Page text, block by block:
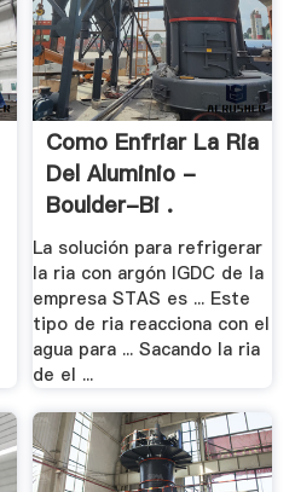
Como Enfriar La Ria
Del Aluminio -
Boulder-Bi .
La solución para refrigerar
la ria con argón IGDC de la
empresa STAS es ... Este
tipo de ria reacciona con el
agua para ... Sacando la ria
de el ...